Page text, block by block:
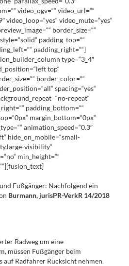
video_ogv=““ video_url=““
video_loop=“yes“ video_mute=“yes“
border_size=““
padding_top=““
padding_right=““]
type=“3_4″
top“
border_color=““
spacing=“yes“
repeat“
padding_bottom=““
margin_bottom=“0px“
animation_speed=“0.3″
hide_on_mobile=“small-
visibility“
min_height=““
Fußgänger: Nachfolgend ein
Burmann, jurisPR-VerkR 14/2018
Radweg um eine
müssen Fußgänger beim
auf Radfahrer Rücksicht nehmen.